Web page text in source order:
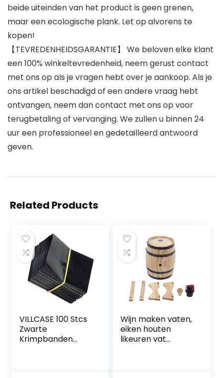
beide uiteinden van het product is geen grenen,
maar een ecologische plank. Let op alvorens te
kopen!
【TEVREDENHEIDSGARANTIE】 We beloven elke klant
een 100% winkeltevredenheid, neem gerust contact
met ons op als je vragen hebt over je aankoop. Als je
ons artikel beschadigd of een andere vraag hebt
ontvangen, neem dan contact met ons op voor
terugbetaling of vervanging. We zullen u binnen 24
uur een professioneel en gedetailleerd antwoord
geven.
Related Products
VILLCASE 100 Stcs
Zwarte
Krimpbanden
Wijn maken vaten,
eiken houten
likeuren vat